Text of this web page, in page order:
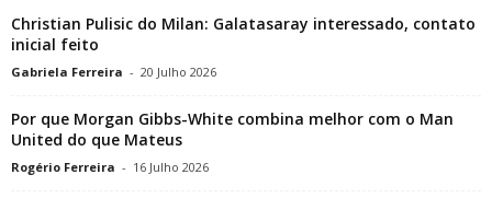
Christian Pulisic do Milan: Galatasaray interessado, contato
inicial feito
Gabriela Ferreira - 20 Julho 2026
Por que Morgan Gibbs-White combina melhor com o Man
United do que Mateus
Rogério Ferreira - 16 Julho 2026